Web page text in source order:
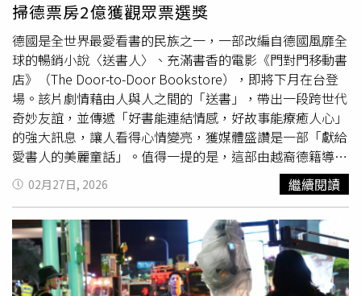
（圖／海鵬提供）
四部關於陪伴與逆境成長的作品。《鹽路上有你》描寫一對
夫妻踏上630英里徒步之旅，在風雨中相互扶持；《承諾大
海的老師》刻畫戰時偏鄉教師為孩子守護希望的故事；由馬
克．華伯格主演的《極限長征》呈現越野運動員與流浪犬跨
越國界的動人情誼；韓國電影《全力奔跑》則透過馬拉松競
賽探索自我超越。四部佳片不僅是視覺的旅程，更是心靈的
共鳴，引導觀眾思考誰才是自己生命中不可或缺的旅伴。另
一焦點主題「靜默的真相—石川慶電影展」，則選映日本導
演石川慶三部改編自文學作品的電影，展現其細膩深沉的敘
事風格：《群山淡景》改編自諾貝爾文學獎得主 石黑一雄
的同名處女作，藉由一名寡居女性，回眸戰後長崎重建的前
塵往事。《那個男人》改編自 平野啟一郎 的同名小說，描
述一名律師發現一名死去男子生前冒用他人姓名與人生的奇
情故事。《蜜蜂與遠雷》更改編自 恩田陸 獲得「直木
賞」、「本屋大賞」雙料冠軍的小說，藉由四位鋼琴大賽的
掃德票房2億獲觀眾票選獎
德國是全世界最愛看書的民族之一，一部改編自德國風靡全
球的暢銷小說〈送書人〉、充滿書香的電影《門對門移動書
店》（The Door-to-Door Bookstore），即將下月在台登
場。該片劇情藉由人與人之間的「送書」，帶出一段跨世代
奇妙友誼，並傳遞「好書能連結情感，好故事能療癒人心」
的強大訊息，讓人看得心情變亮，獲媒體盛讚是一部「獻給
愛書人的美麗童話」。值得一提的是，這部由越裔德籍導演
吳世洲（Ngo the Chau）執導的電影，還邀請了德國影帝
克里斯多福赫斯特（Christoph Maria Herbst）擔綱主演，
他將片中個性靦腆卻情感滿分的「送書人卡爾」演繹得淋漓
盡致，不僅榮獲巴伐利亞電影獎最佳男主角，該片更榮獲舊
金山泛柏林電影節觀眾票選獎。德國影帝克里斯多福赫斯特
將片中個性靦腆卻情感滿分的「送書人卡爾」演繹得淋漓盡
致。（圖／海鵬提供）《門對門移動書店》劇情描述送書人
02月27日, 2026 繼續閱讀